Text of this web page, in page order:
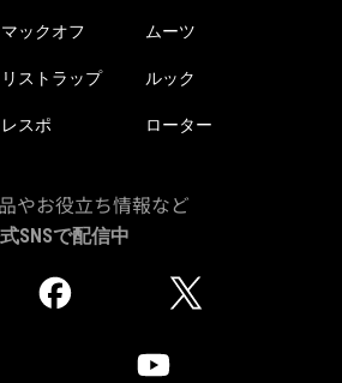
マックオフ ムーツ
リストラップ ルック
レスポ ローター
やお役立ち情報など
SNSで配信中